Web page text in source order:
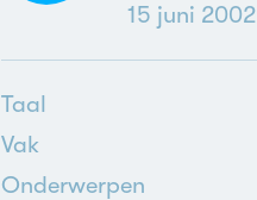
15 juni 2002
Taal
Vak
Onderwerpen